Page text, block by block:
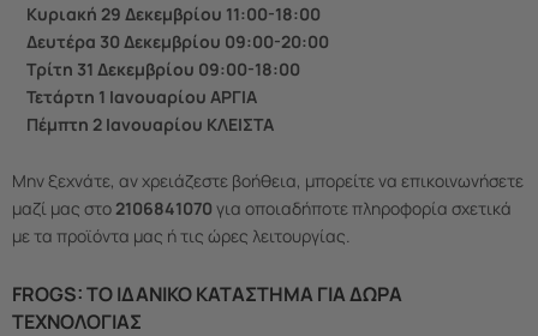
Κυριακή 29 Δεκεμβρίου 11:00-18:00
Δευτέρα 30 Δεκεμβρίου 09:00-20:00
Τρίτη 31 Δεκεμβρίου 09:00-18:00
Τετάρτη 1 Ιανουαρίου ΑΡΓΙΑ
Πέμπτη 2 Ιανουαρίου ΚΛΕΙΣΤΑ
Μην ξεχνάτε, αν χρειάζεστε βοήθεια, μπορείτε να επικοινωνήσετε
μαζί μας στο 2106841070 για οποιαδήποτε πληροφορία σχετικά
με τα προϊόντα μας ή τις ώρες λειτουργίας.
FROGS: ΤΟ ΙΔΑΝΙΚΌ ΚΑΤΆΣΤΗΜΑ ΓΙΑ ΔΏΡΑ
ΤΕΧΝΟΛΟΓΊΑΣ